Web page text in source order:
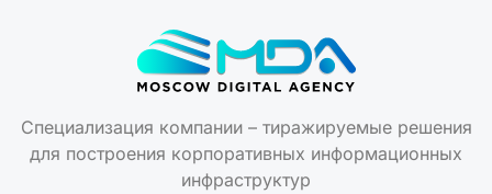
Специализация компании – тиражируемые решения
для построения корпоративных информационных
инфраструктур